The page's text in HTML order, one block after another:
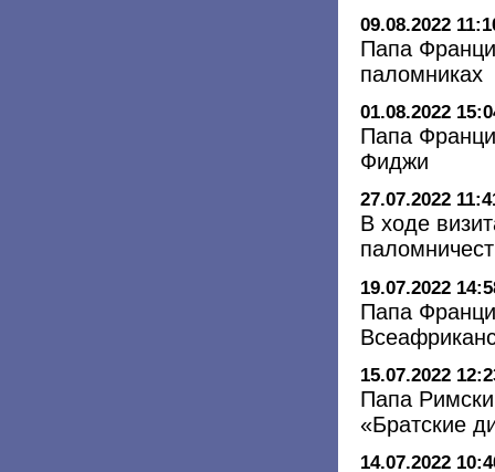
09.08.2022
Папа
паломниках
01.08.2022
Папа
Фиджи
27.07.2022
В ходе
19.07.2022
Папа
15.07.2022
Папа
«Братские
14.07.2022